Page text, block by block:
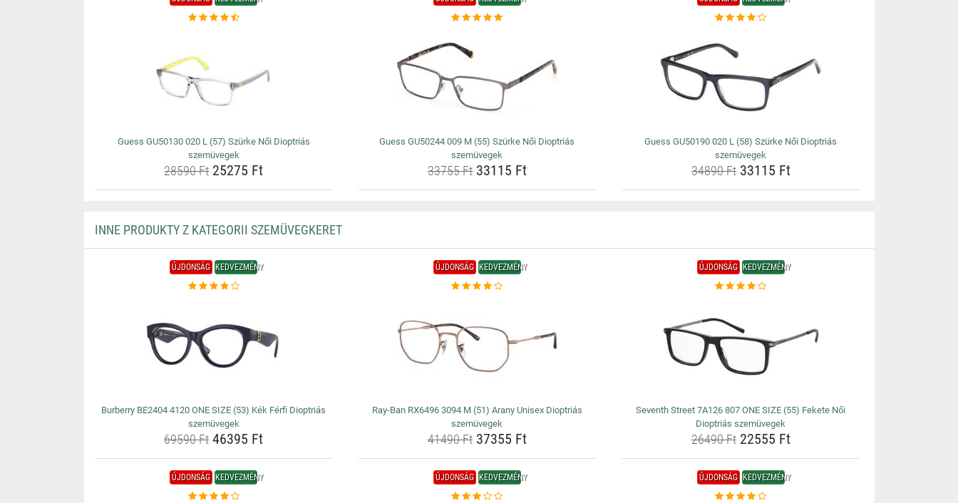
Guess GU50130 020 L (57) Szürke Női Dioptriás
szemüvegek
28590 Ft25275 Ft
Guess GU50244 009 M (55) Szürke Női Dioptriás
szemüvegek
33755 Ft33115 Ft
Guess GU50190 020 L (58) Szürke Női Dioptriás
szemüvegek
34890 Ft33115 Ft
INNE PRODUKTY Z KATEGORII SZEMÜVEGKERET
ÚJDONSÁG KEDVEZMÉNY
Burberry BE2404 4120 ONE SIZE (53) Kék Férfi Dioptriás
szemüvegek
69590 Ft46395 Ft
ÚJDONSÁG KEDVEZMÉNY
Ray-Ban RX6496 3094 M (51) Arany Unisex Dioptriás
szemüvegek
41490 Ft37355 Ft
ÚJDONSÁG KEDVEZMÉNY
Seventh Street 7A126 807 ONE SIZE (55) Fekete Női
Dioptriás szemüvegek
26490 Ft22555 Ft
ÚJDONSÁG KEDVEZMÉNY ÚJDONSÁG KEDVEZMÉNY ÚJDONSÁG KEDVEZMÉNY